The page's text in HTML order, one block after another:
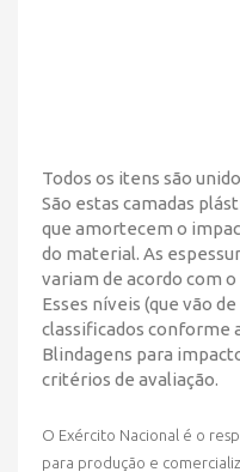
Todos os itens são
São estas camadas
que amortecem o
do material. As
variam de acordo com
Esses níveis (que vão
classificados conforme
Blindagens para
critérios de avaliação.
O Exército Nacional é o
para produção e